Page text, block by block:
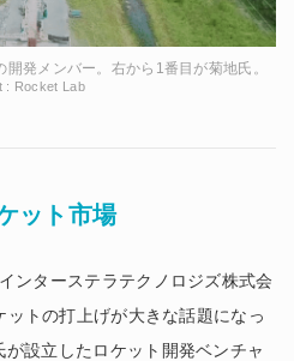
発メンバー。右から1番目が菊地氏。
: Rocket Lab
ット市場
ンターステラテクノロジズ株式会
トの打上げが大きな話題になっ
設立したロケット開発ベンチャ